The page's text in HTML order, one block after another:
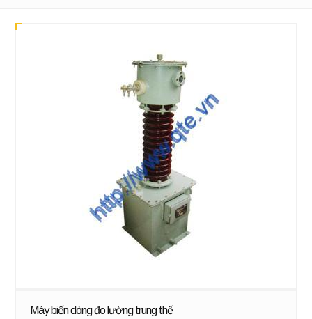
Máy biến dòng đo lường trung thế